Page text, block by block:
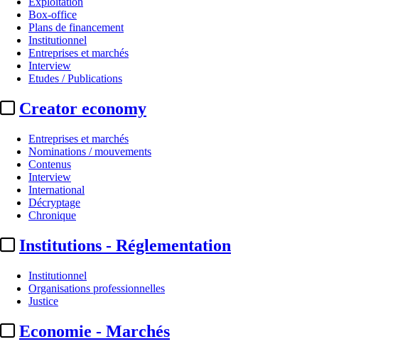
Box-office
Plans de financement
Institutionnel
Entreprises et marchés
Interview
Etudes / Publications
Creator economy
Entreprises et marchés
Nominations / mouvements
Contenus
Interview
International
Décryptage
Chronique
Institutions - Réglementation
Institutionnel
Organisations professionnelles
Justice
Economie - Marchés
Organisations professionnelles
France VFX :
Par
LB